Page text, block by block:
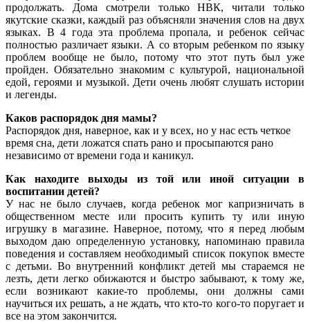
продолжать. Дома смотрели только НВК, читали только
якутские сказки, каждый раз объясняли значения слов на двух
языках. В 4 года эта проблема пропала, и ребенок сейчас
полностью различает языки. А со вторым ребенком по языку
проблем вообще не было, потому что этот путь был уже
пройден. Обязательно знакомим с культурой, национальной
едой, героями и музыкой. Дети очень любят слушать истории
и легенды.
Каков распорядок дня мамы?
Распорядок дня, наверное, как и у всех, но у нас есть четкое
время сна, дети ложатся спать рано и просыпаются рано
независимо от времени года и каникул.
Как находите выходы из той или иной ситуации в
воспитании детей?
У нас не было случаев, когда ребенок мог капризничать в
общественном месте или просить купить ту или иную
игрушку в магазине. Наверное, потому, что я перед любым
выходом даю определенную установку, напоминаю правила
поведения и составляем необходимый список покупок вместе
с детьми. Во внутренний конфликт детей мы стараемся не
лезть, дети легко обижаются и быстро забывают, к тому же,
если возникают какие-то проблемы, они должны сами
научиться их решать, а не ждать, что кто-то кого-то поругает и
все на этом закончится.